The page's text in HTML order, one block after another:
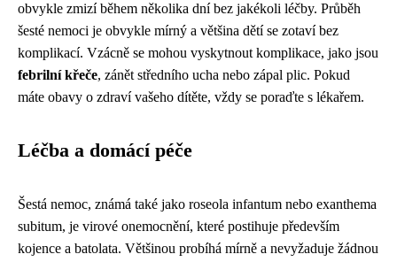
obvykle zmizí během několika dní bez jakékoli léčby. Průběh
šesté nemoci je obvykle mírný a většina dětí se zotaví bez
komplikací. Vzácně se mohou vyskytnout komplikace, jako jsou
febrilní křeče, zánět středního ucha nebo zápal plic. Pokud
máte obavy o zdraví vašeho dítěte, vždy se poraďte s lékařem.
Léčba a domácí péče
Šestá nemoc, známá také jako roseola infantum nebo exanthema
subitum, je virové onemocnění, které postihuje především
kojence a batolata. Většinou probíhá mírně a nevyžaduje žádnou